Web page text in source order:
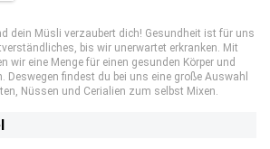
dein Müsli verzaubert dich! Gesundheit ist für uns
bis wir unerwartet erkranken. Mit
wir eine Menge für einen gesunden Körper und
Deswegen findest du bei uns eine große Auswahl
Nüssen und Cerialien zum selbst Mixen.